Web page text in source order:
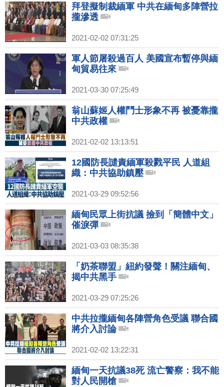
拜登擬制裁緬軍 中共在緬甸多陣營拉
攏滲透
2021-02-02 07:31:25
軍人節屠殺過百人 美國宣布暫停與緬
甸貿易往來
2021-03-30 07:25:49
翁山蘇姬人權鬥士形象不再 被憂靠攏
中共政權
2021-02-02 13:13:51
12國防長譴責緬軍殺戮平民 人道組
織：中共協助鎮壓
2021-03-29 09:52:56
緬甸民眾上街抗議 撿到「簡體中文」
催淚彈
2021-03-03 08:35:38
「奶茶聯盟」紐約發聲！關注緬甸、
揭中共黑手
2021-03-29 07:25:26
中共拉攏緬甸各陣營角色受議 聯合國
將介入討論
2021-02-02 13:22:31
緬甸一天抗議38死 流亡警察：我不能
對人民開槍